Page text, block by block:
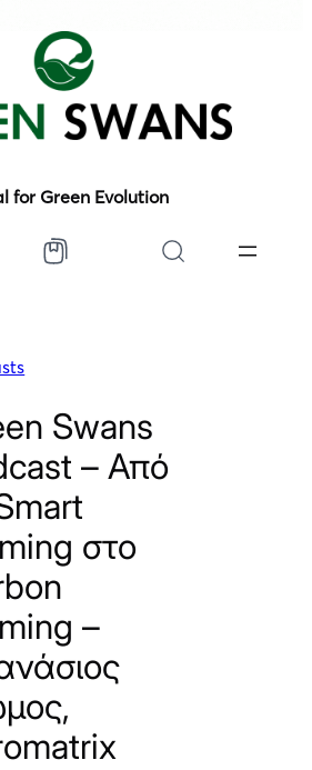
for Green Evolution
Swans
– Από
στο
–